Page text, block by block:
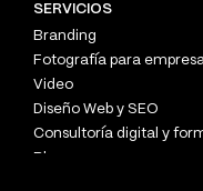
SERVICIOS
Branding
Fotografía para
Video
Diseño Web y SEO
Consultoría digital y